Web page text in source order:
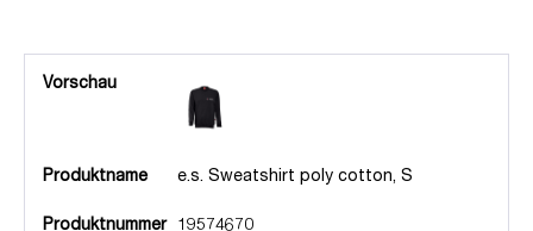
Vorschau
Produktname e.s. Sweatshirt poly cotton, S
Produktnummer 19574670